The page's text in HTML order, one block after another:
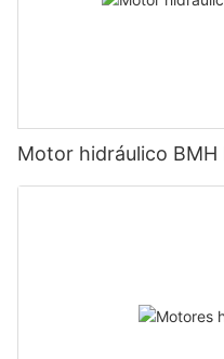
Motor hidráulico BMH